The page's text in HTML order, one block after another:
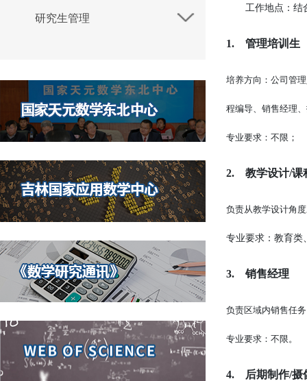
研究生管理
工作地点：结合
1. 管理培训生
培养方向：公司管
程编导、销售经理
专业要求：不限；
2. 教学设计/课
负责从教学设计角
专业要求：教育类
3. 销售经理
负责区域内销售任
专业要求：不限。
4. 后期制作/摄